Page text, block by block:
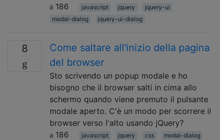
186
javascript jquery
jquery-ui
modal-dialog
jquery-ui-dialog
8
Come saltare all'inizio della pagina
del browser
Sto scrivendo un popup modale e ho
bisogno che il browser salti in cima allo
schermo quando viene premuto il pulsante
modale aperto. C'è un modo per scorrere il
browser verso l'alto usando jQuery?
186
javascript jquery css modal-dialog